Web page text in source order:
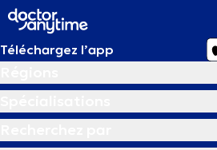
Téléchargez l’app